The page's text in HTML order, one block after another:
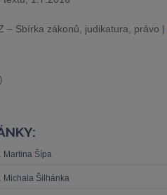
– Sbírka zákonů, judikatura, právo |
Martina Šípa
Michala Šilhánka